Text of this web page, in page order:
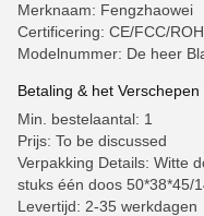
Merknaam: Fengzhaowei
Certificering: CE/FCC/
Modelnummer: De heer
Betaling & het Verschepen
Min. bestelaantal: 1
Prijs: To be discussed
Verpakking Details: Witte
stuks één doos 50*38*45/
Levertijd: 2-35 werkdagen